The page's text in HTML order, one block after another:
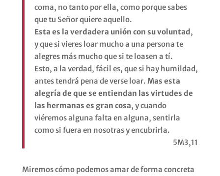
coma, no tanto por ella, como porque sabes
que tu Señor quiere aquello.
Esta es la verdadera unión con su voluntad,
y que si vieres loar mucho a una persona te
alegres más mucho que si te loasen a tí.
Esto, a la verdad, fácil es, que si hay humildad,
antes tendrá pena de verse loar. Mas esta
alegría de que se entiendan las virtudes de
las hermanas es gran cosa, y cuando
viéremos alguna falta en alguna, sentirla
como si fuera en nosotras y encubrirla.
5M3,11
Miremos cómo podemos amar de forma concreta